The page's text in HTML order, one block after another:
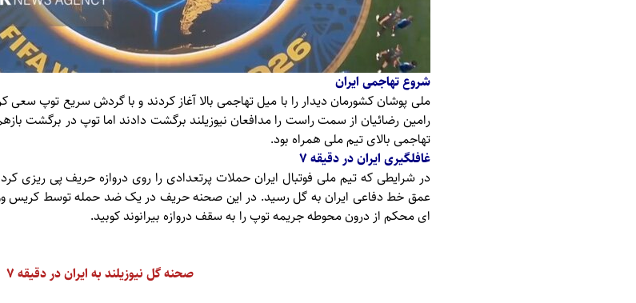
شروع تهاجمی ایران
ملی پوشان کشورمان دیدار را با میل تهاجمی بالا آغاز کردند و با گردش سریع توپ
رامین رضائیان از سمت راست را مدافعان نیوزیلند برگشت دادند اما توپ در برگشت
تهاجمی بالای تیم ملی همراه بود.
غافلگیری ایران در دقیقه ۷
عمق خط دفاعی ایران به گل رسید. در این صحنه حریف در یک ضد حمله توسط کریس
ای محکم از درون محوطه جریمه توپ را به سقف دروازه بیرانوند کوبید.
صحنه گل نیوزیلند به ایران در دقیقه ۷